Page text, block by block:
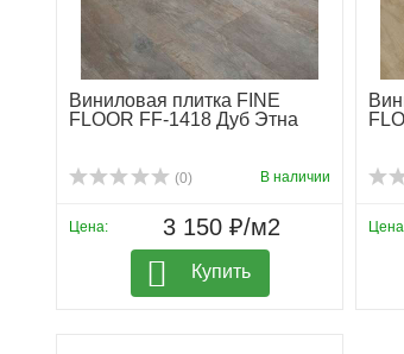
Виниловая плитка FINE
FLOOR FF-1418 Дуб Этна
(0) В наличии
Цена: 3 150 ₽/м2
Купить